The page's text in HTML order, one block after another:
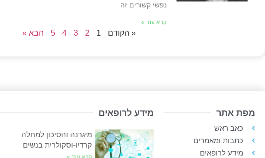
נפשי קשורים זה
קרא עוד »
« הקודם 1
2
3
4
5 הבא »
מפת אתר
כאב ראש
כתבות ומאמרים
מידע לרופאים
מידע לרופאים
מיגרנה והסיכון למחלה
קרדיו-וסקולרית בנשים